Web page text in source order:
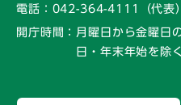
電話： 042-364-4111（代表）
開庁時間： 月曜日から金曜日
日・年末年始を除く